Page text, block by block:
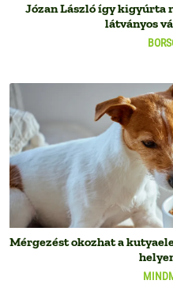
Józan László így kigyúrta
látványos
Mérgezést okozhat a